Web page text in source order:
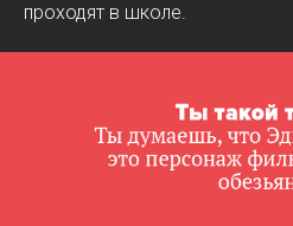
проходят в школе.